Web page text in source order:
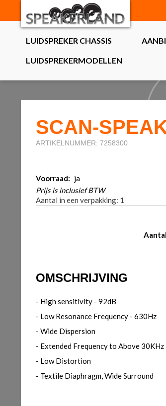
LUIDSPREKER CHASSIS
LUIDSPREKERMODELLEN
SCAN-
ARTIKELNUMMER: 7258300
Voorraad: ja
Prijs is inclusief BTW
Aantal in een verpakking: 1
Aantal
OMSCHRIJVING
- High sensitivity - 92dB
- Low Resonance Frequency - 630Hz
- Wide Dispersion
- Extended Frequency to Above 30KHz
- Low Distortion
- Textile Diaphragm, Wide Surround